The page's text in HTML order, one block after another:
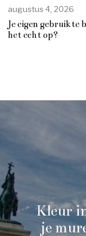
augustus 4, 2026
Je eigen gebruikte
het echt op?
Kleur
je